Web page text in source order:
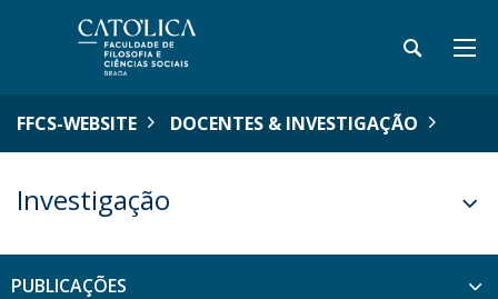
FFCS-WEBSITE DOCENTES & INVESTIGAÇÃO
Investigação
PUBLICAÇÕES